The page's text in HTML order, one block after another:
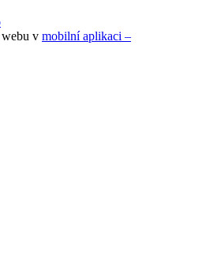
webu v mobilní aplikaci –